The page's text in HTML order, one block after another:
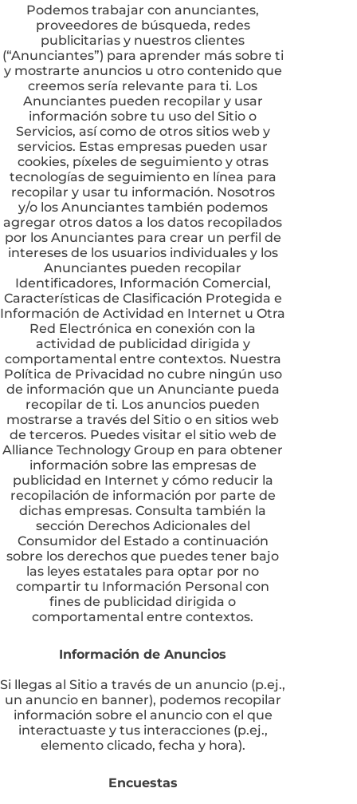
Podemos trabajar con anunciantes,
proveedores de búsqueda, redes
publicitarias y nuestros clientes
(“Anunciantes”) para aprender más sobre ti
y mostrarte anuncios u otro contenido que
creemos sería relevante para ti. Los
Anunciantes pueden recopilar y usar
información sobre tu uso del Sitio o
Servicios, así como de otros sitios web y
servicios. Estas empresas pueden usar
cookies, píxeles de seguimiento y otras
tecnologías de seguimiento en línea para
recopilar y usar tu información. Nosotros
y/o los Anunciantes también podemos
agregar otros datos a los datos recopilados
por los Anunciantes para crear un perfil de
intereses de los usuarios individuales y los
Anunciantes pueden recopilar
Identificadores, Información Comercial,
Características de Clasificación Protegida e
Información de Actividad en Internet u Otra
Red Electrónica en conexión con la
actividad de publicidad dirigida y
comportamental entre contextos. Nuestra
Política de Privacidad no cubre ningún uso
de información que un Anunciante pueda
recopilar de ti. Los anuncios pueden
mostrarse a través del Sitio o en sitios web
de terceros. Puedes visitar el sitio web de
Alliance Technology Group en para obtener
información sobre las empresas de
publicidad en Internet y cómo reducir la
recopilación de información por parte de
dichas empresas. Consulta también la
sección Derechos Adicionales del
Consumidor del Estado a continuación
sobre los derechos que puedes tener bajo
las leyes estatales para optar por no
compartir tu Información Personal con
fines de publicidad dirigida o
comportamental entre contextos.
Información de Anuncios
Si llegas al Sitio a través de un anuncio (p.ej.,
un anuncio en banner), podemos recopilar
información sobre el anuncio con el que
interactuaste y tus interacciones (p.ej.,
elemento clicado, fecha y hora).
Encuestas